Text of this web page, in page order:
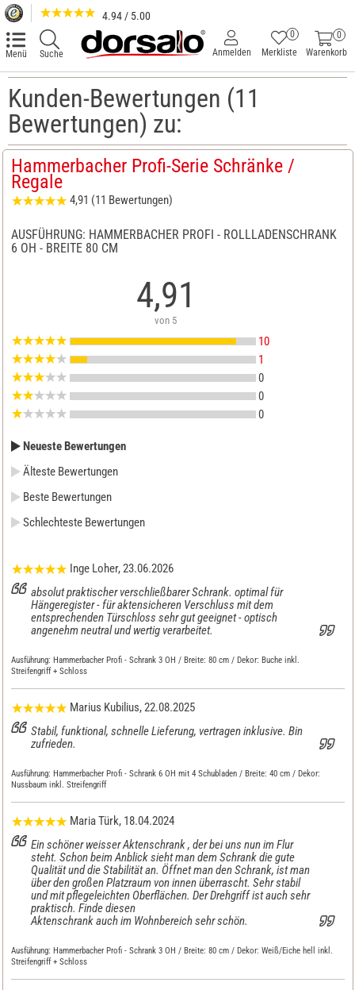
4.94 / 5.00
Menü Suche
0
Warenkorb
Merkliste
0
Anmelden
Kunden-Bewertungen (11
Bewertungen) zu:
Hammerbacher Profi-Serie Schränke /
Regale
4,91 (11 Bewertungen)
AUSFÜHRUNG: HAMMERBACHER PROFI - ROLLLADENSCHRANK
6 OH - BREITE 80 CM
4,91
von 5
10
1
0
0
0
Neueste Bewertungen
Älteste Bewertungen
Beste Bewertungen
Schlechteste Bewertungen
Inge Loher, 23.06.2026
absolut praktischer verschließbarer Schrank. optimal für
Hängeregister - für aktensicheren Verschluss mit dem
entsprechenden Türschloss sehr gut geeignet - optisch
angenehm neutral und wertig verarbeitet.
Ausführung: Hammerbacher Profi - Schrank 3 OH / Breite: 80 cm / Dekor: Buche inkl.
Streifengriff + Schloss
Marius Kubilius, 22.08.2025
Stabil, funktional, schnelle Lieferung, vertragen inklusive. Bin
zufrieden.
Ausführung: Hammerbacher Profi - Schrank 6 OH mit 4 Schubladen / Breite: 40 cm / Dekor:
Nussbaum inkl. Streifengriff
Maria Türk, 18.04.2024
Ein schöner weisser Aktenschrank , der bei uns nun im Flur
steht. Schon beim Anblick sieht man dem Schrank die gute
Qualität und die Stabilität an. Öffnet man den Schrank, ist man
über den großen Platzraum von innen überrascht. Sehr stabil
und mit pflegeleichten Oberflächen. Der Drehgriff ist auch sehr
praktisch. Finde diesen
Aktenschrank auch im Wohnbereich sehr schön.
Ausführung: Hammerbacher Profi - Schrank 3 OH / Breite: 80 cm / Dekor: Weiß/Eiche hell inkl.
Streifengriff + Schloss